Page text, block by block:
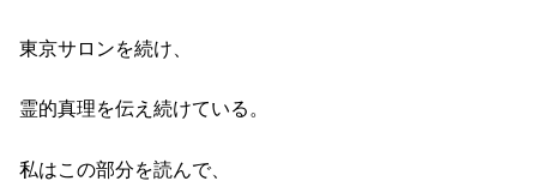
東京サロンを続け、
霊的真理を伝え続けている。
私はこの部分を読んで、